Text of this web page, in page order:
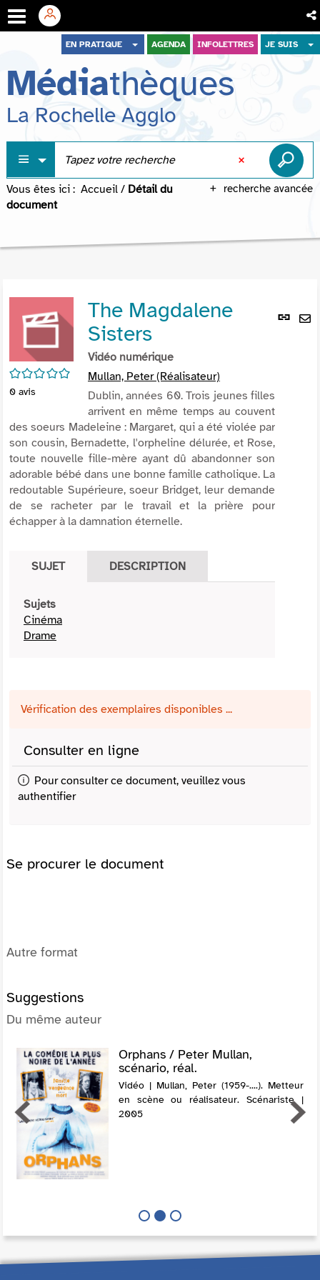
menu
contenu
recherche
EN PRATIQUE AGENDA INFOLETTRES JE SUIS
Médiathèques
La Rochelle Agglo
recherche avancée
Vous êtes ici : Accueil / Détail du
document
Lien
/5
0 avis
The Magdalene
Sisters
Vidéo numérique
Mullan, Peter (Réalisateur)
Dublin, années 60. Trois jeunes filles
arrivent en même temps au couvent
des soeurs Madeleine : Margaret, qui a été violée par
son cousin, Bernadette, l'orpheline délurée, et Rose,
toute nouvelle fille-mère ayant dû abandonner son
adorable bébé dans une bonne famille catholique. La
redoutable Supérieure, soeur Bridget, leur demande
de se racheter par le travail et la prière pour
échapper à la damnation éternelle.
SUJET DESCRIPTION
Sujets
Cinéma
Drame
Vérification des exemplaires disponibles ...
Consulter en ligne
Pour consulter ce document, veuillez vous
authentifier
Se procurer le document
Autre format
Suggestions
Du même auteur
Orphans / Peter Mullan,
scénario, réal.
Vidéo | Mullan, Peter (1959-....). Metteur
en scène ou réalisateur. Scénariste |
2005